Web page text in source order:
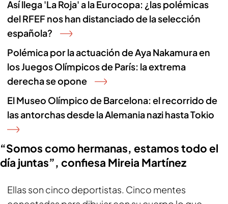
Así llega 'La Roja' a la Eurocopa: ¿las polémicas
del RFEF nos han distanciado de la selección
española?
Polémica por la actuación de Aya Nakamura en
los Juegos Olímpicos de París: la extrema
derecha se opone
El Museo Olímpico de Barcelona: el recorrido de
las antorchas desde la Alemania nazi hasta Tokio
“Somos como hermanas, estamos todo el
día juntas”, confiesa Mireia Martínez
Ellas son cinco deportistas. Cinco mentes